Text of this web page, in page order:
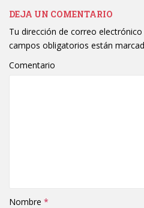
DEJA UN COMENTARIO
Tu dirección de correo
campos obligatorios están
Comentario
Nombre *